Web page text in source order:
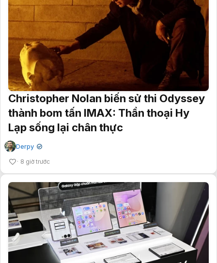
Christopher Nolan biến sử thi Odyssey
thành bom tấn IMAX: Thần thoại Hy
Lạp sống lại chân thực
Derpy ✔
8 giờ trước